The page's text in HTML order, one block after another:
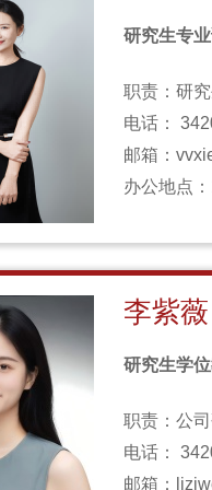
研究生专
职责：研
电话：
邮箱：
办公地点
李紫薇
研究生学
职责：公
电话：
邮箱：